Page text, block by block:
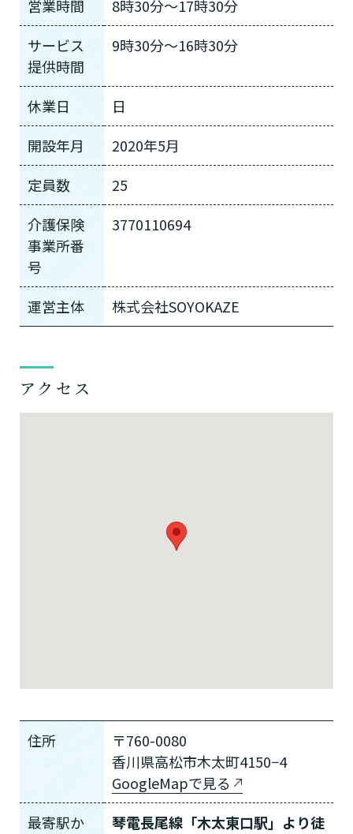
営業時間
8時30分〜17時30分
サービス
提供時間
9時30分〜16時30分
休業日
日
開設年月
2020年5月
定員数
25
介護保険
事業所番
号
3770110694
運営主体 株式会社SOYOKAZE
アクセス
住所
〒760-0080
香川県高松市木太町4150−4
GoogleMapで見る
最寄駅か
琴電長尾線「木太東口駅」より徒